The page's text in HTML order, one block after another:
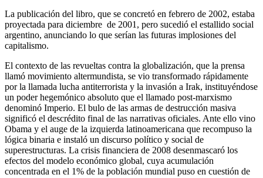
La publicación del libro, que se concretó en febrero de 2002, estaba
proyectada para diciembre de 2001, pero sucedió el estallido social
argentino, anunciando lo que serían las futuras implosiones del
capitalismo.
El contexto de las revueltas contra la globalización, que la prensa
llamó movimiento altermundista, se vio transformado rápidamente
por la llamada lucha antiterrorista y la invasión a Irak, instituyéndose
un poder hegemónico absoluto que el llamado post-marxismo
denominó Imperio. El bulo de las armas de destrucción masiva
significó el descrédito final de las narrativas oficiales. Ante ello vino
Obama y el auge de la izquierda latinoamericana que recompuso la
lógica binaria e instaló un discurso político y social de
superestructuras. La crisis financiera de 2008 desenmascaró los
efectos del modelo económico global, cuya acumulación
concentrada en el 1% de la población mundial puso en cuestión de